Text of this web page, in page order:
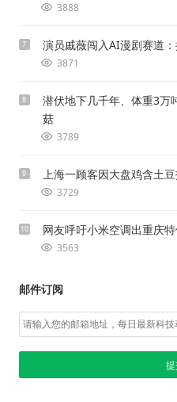
3888
7 演员戚薇闯入AI漫剧赛道
3871
8
潜伏地下几千年、体重3万
菇
3789
9 上海一顾客因大盘鸡含土
3729
10 网友呼吁小米空调出重庆
3563
邮件订阅